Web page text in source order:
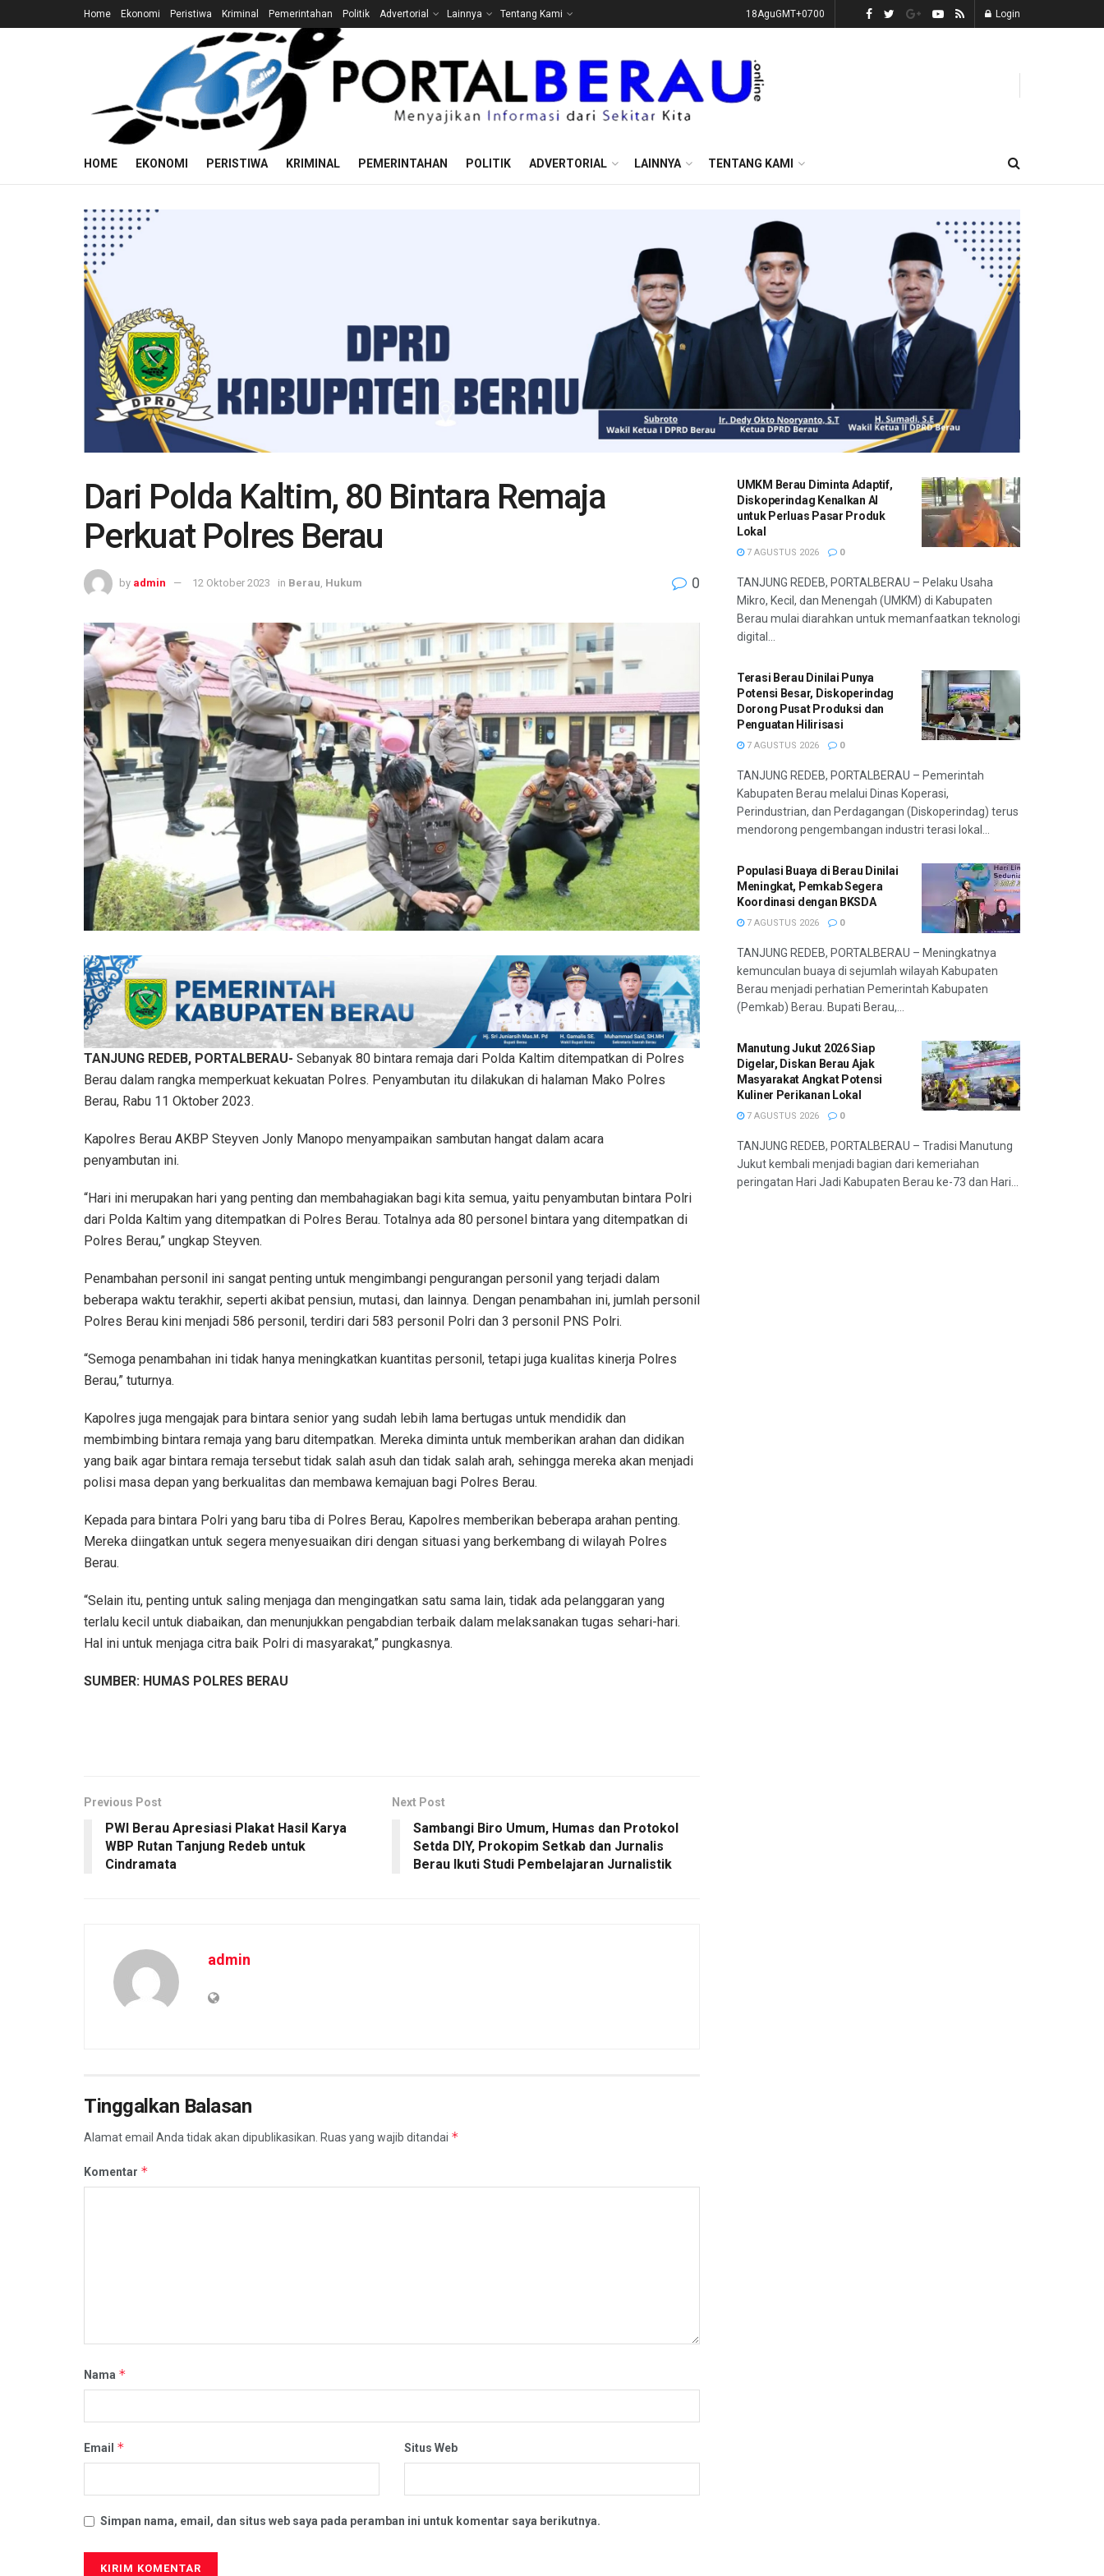
Home Ekonomi Peristiwa Kriminal Pemerintahan Politik Advertorial Lainnya Tentang Kami 18AguGMT+0700 Login
HOME EKONOMI PERISTIWA KRIMINAL PEMERINTAHAN POLITIK ADVERTORIAL LAINNYA TENTANG KAMI
Dari Polda Kaltim, 80 Bintara Remaja
Perkuat Polres Berau
by admin 12 Oktober 2023 in Berau, Hukum 0
TANJUNG REDEB, PORTALBERAU- Sebanyak 80 bintara remaja dari Polda Kaltim ditempatkan di Polres
Berau dalam rangka memperkuat kekuatan Polres. Penyambutan itu dilakukan di halaman Mako Polres
Berau, Rabu 11 Oktober 2023.
Kapolres Berau AKBP Steyven Jonly Manopo menyampaikan sambutan hangat dalam acara
penyambutan ini.
“Hari ini merupakan hari yang penting dan membahagiakan bagi kita semua, yaitu penyambutan bintara Polri
dari Polda Kaltim yang ditempatkan di Polres Berau. Totalnya ada 80 personel bintara yang ditempatkan di
Polres Berau,” ungkap Steyven.
Penambahan personil ini sangat penting untuk mengimbangi pengurangan personil yang terjadi dalam
beberapa waktu terakhir, seperti akibat pensiun, mutasi, dan lainnya. Dengan penambahan ini, jumlah personil
Polres Berau kini menjadi 586 personil, terdiri dari 583 personil Polri dan 3 personil PNS Polri.
“Semoga penambahan ini tidak hanya meningkatkan kuantitas personil, tetapi juga kualitas kinerja Polres
Berau,” tuturnya.
Kapolres juga mengajak para bintara senior yang sudah lebih lama bertugas untuk mendidik dan
membimbing bintara remaja yang baru ditempatkan. Mereka diminta untuk memberikan arahan dan didikan
yang baik agar bintara remaja tersebut tidak salah asuh dan tidak salah arah, sehingga mereka akan menjadi
polisi masa depan yang berkualitas dan membawa kemajuan bagi Polres Berau.
Kepada para bintara Polri yang baru tiba di Polres Berau, Kapolres memberikan beberapa arahan penting.
Mereka diingatkan untuk segera menyesuaikan diri dengan situasi yang berkembang di wilayah Polres
Berau.
“Selain itu, penting untuk saling menjaga dan mengingatkan satu sama lain, tidak ada pelanggaran yang
terlalu kecil untuk diabaikan, dan menunjukkan pengabdian terbaik dalam melaksanakan tugas sehari-hari.
Hal ini untuk menjaga citra baik Polri di masyarakat,” pungkasnya.
SUMBER: HUMAS POLRES BERAU
Previous Post
PWI Berau Apresiasi Plakat Hasil Karya
WBP Rutan Tanjung Redeb untuk
Cindramata
Next Post
Sambangi Biro Umum, Humas dan Protokol
Setda DIY, Prokopim Setkab dan Jurnalis
Berau Ikuti Studi Pembelajaran Jurnalistik
admin
Tinggalkan Balasan
Alamat email Anda tidak akan dipublikasikan. Ruas yang wajib ditandai *
Komentar *
Nama *
Email * Situs Web
Simpan nama, email, dan situs web saya pada peramban ini untuk komentar saya berikutnya.
UMKM Berau Diminta Adaptif,
Diskoperindag Kenalkan AI
untuk Perluas Pasar Produk
Lokal
7 AGUSTUS 2026 0
TANJUNG REDEB, PORTALBERAU – Pelaku Usaha
Mikro, Kecil, dan Menengah (UMKM) di Kabupaten
Berau mulai diarahkan untuk memanfaatkan teknologi
digital...
Terasi Berau Dinilai Punya
Potensi Besar, Diskoperindag
Dorong Pusat Produksi dan
Penguatan Hilirisasi
7 AGUSTUS 2026 0
TANJUNG REDEB, PORTALBERAU – Pemerintah
Kabupaten Berau melalui Dinas Koperasi,
Perindustrian, dan Perdagangan (Diskoperindag) terus
mendorong pengembangan industri terasi lokal...
Populasi Buaya di Berau Dinilai
Meningkat, Pemkab Segera
Koordinasi dengan BKSDA
7 AGUSTUS 2026 0
TANJUNG REDEB, PORTALBERAU – Meningkatnya
kemunculan buaya di sejumlah wilayah Kabupaten
Berau menjadi perhatian Pemerintah Kabupaten
(Pemkab) Berau. Bupati Berau,...
Manutung Jukut 2026 Siap
Digelar, Diskan Berau Ajak
Masyarakat Angkat Potensi
Kuliner Perikanan Lokal
7 AGUSTUS 2026 0
TANJUNG REDEB, PORTALBERAU – Tradisi Manutung
Jukut kembali menjadi bagian dari kemeriahan
peringatan Hari Jadi Kabupaten Berau ke-73 dan Hari...